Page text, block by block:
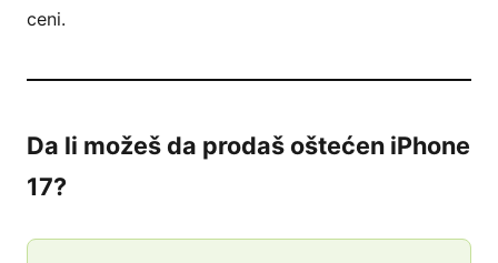
ceni.
Da li možeš da prodaš oštećen iPhone
17?